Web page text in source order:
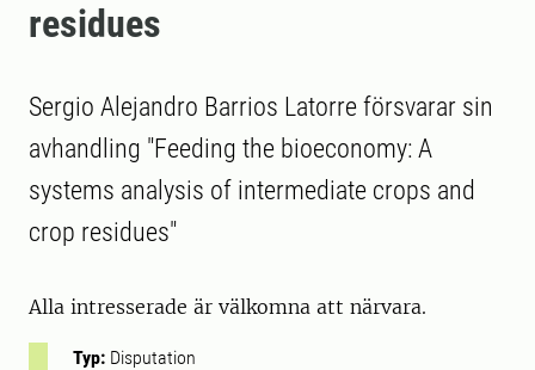
residues
Sergio Alejandro Barrios Latorre försvarar sin
avhandling "Feeding the bioeconomy: A
systems analysis of intermediate crops and
crop residues"
Alla intresserade är välkomna att närvara.
Typ: Disputation